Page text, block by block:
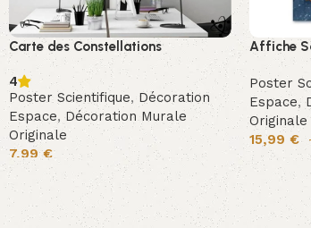
Carte des Constellations
4
Poster Scientifique, Décoration
Espace,Décoration Murale
Originale
7,99€
Affiche
Poster
Espace,
Originale
15,99 €